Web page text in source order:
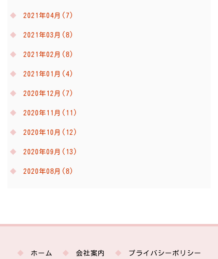
2021年04月(7)
2021年03月(8)
2021年02月(8)
2021年01月(4)
2020年12月(7)
2020年11月(11)
2020年10月(12)
2020年09月(13)
2020年08月(8)
ホーム 会社案内 プライバシーポリシー